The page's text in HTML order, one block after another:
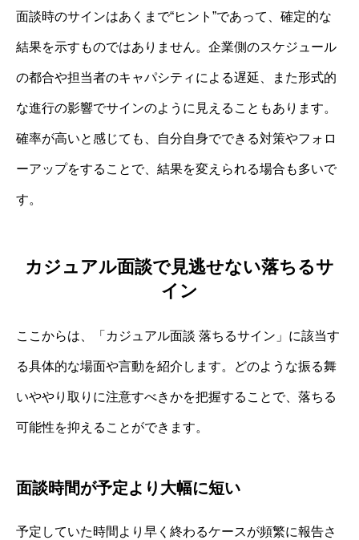
面談時のサインはあくまで“ヒント”であって、確定的な
結果を示すものではありません。企業側のスケジュール
の都合や担当者のキャパシティによる遅延、また形式的
な進行の影響でサインのように見えることもあります。
確率が高いと感じても、自分自身でできる対策やフォロ
ーアップをすることで、結果を変えられる場合も多いで
す。
カジュアル面談で見逃せない落ちるサ
イン
ここからは、「カジュアル面談 落ちるサイン」に該当す
る具体的な場面や言動を紹介します。どのような振る舞
いややり取りに注意すべきかを把握することで、落ちる
可能性を抑えることができます。
面談時間が予定より大幅に短い
予定していた時間より早く終わるケースが頻繁に報告さ